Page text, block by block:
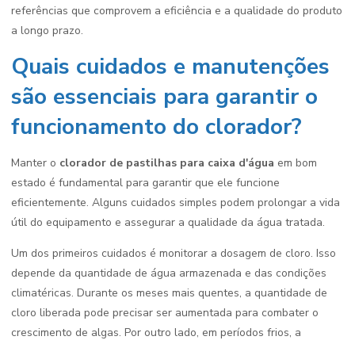
referências que comprovem a eficiência e a qualidade do produto
a longo prazo.
Quais cuidados e manutenções
são essenciais para garantir o
funcionamento do clorador?
Manter o clorador de pastilhas para caixa d'água em bom
estado é fundamental para garantir que ele funcione
eficientemente. Alguns cuidados simples podem prolongar a vida
útil do equipamento e assegurar a qualidade da água tratada.
Um dos primeiros cuidados é monitorar a dosagem de cloro. Isso
depende da quantidade de água armazenada e das condições
climatéricas. Durante os meses mais quentes, a quantidade de
cloro liberada pode precisar ser aumentada para combater o
crescimento de algas. Por outro lado, em períodos frios, a